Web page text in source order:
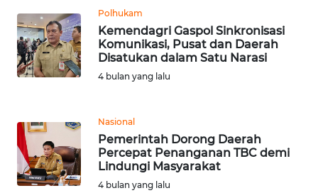
Polhukam
Kemendagri Gaspol Sinkronisasi
Komunikasi, Pusat dan Daerah
Disatukan dalam Satu Narasi
4 bulan yang lalu
Nasional
Pemerintah Dorong Daerah
Percepat Penanganan TBC demi
Lindungi Masyarakat
4 bulan yang lalu
BANTEN
WN
NTT
KEPRI
WN
PAPUA